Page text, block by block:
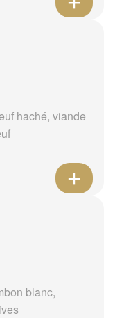
haché, viande
blanc,